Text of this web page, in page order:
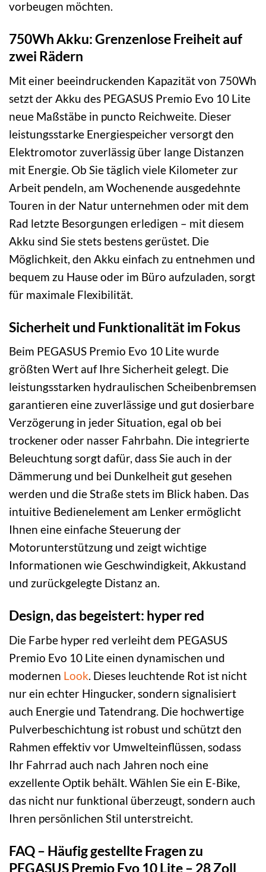
vorbeugen möchten.
750Wh Akku: Grenzenlose Freiheit auf
zwei Rädern
Mit einer beeindruckenden Kapazität von 750Wh
setzt der Akku des PEGASUS Premio Evo 10 Lite
neue Maßstäbe in puncto Reichweite. Dieser
leistungsstarke Energiespeicher versorgt den
Elektromotor zuverlässig über lange Distanzen
mit Energie. Ob Sie täglich viele Kilometer zur
Arbeit pendeln, am Wochenende ausgedehnte
Touren in der Natur unternehmen oder mit dem
Rad letzte Besorgungen erledigen – mit diesem
Akku sind Sie stets bestens gerüstet. Die
Möglichkeit, den Akku einfach zu entnehmen und
bequem zu Hause oder im Büro aufzuladen, sorgt
für maximale Flexibilität.
Sicherheit und Funktionalität im Fokus
Beim PEGASUS Premio Evo 10 Lite wurde
größten Wert auf Ihre Sicherheit gelegt. Die
leistungsstarken hydraulischen Scheibenbremsen
garantieren eine zuverlässige und gut dosierbare
Verzögerung in jeder Situation, egal ob bei
trockener oder nasser Fahrbahn. Die integrierte
Beleuchtung sorgt dafür, dass Sie auch in der
Dämmerung und bei Dunkelheit gut gesehen
werden und die Straße stets im Blick haben. Das
intuitive Bedienelement am Lenker ermöglicht
Ihnen eine einfache Steuerung der
Motorunterstützung und zeigt wichtige
Informationen wie Geschwindigkeit, Akkustand
und zurückgelegte Distanz an.
Design, das begeistert: hyper red
Die Farbe hyper red verleiht dem PEGASUS
Premio Evo 10 Lite einen dynamischen und
modernen Look. Dieses leuchtende Rot ist nicht
nur ein echter Hingucker, sondern signalisiert
auch Energie und Tatendrang. Die hochwertige
Pulverbeschichtung ist robust und schützt den
Rahmen effektiv vor Umwelteinflüssen, sodass
Ihr Fahrrad auch nach Jahren noch eine
exzellente Optik behält. Wählen Sie ein E-Bike,
das nicht nur funktional überzeugt, sondern auch
Ihren persönlichen Stil unterstreicht.
FAQ – Häufig gestellte Fragen zu
PEGASUS Premio Evo 10 Lite – 28 Zoll